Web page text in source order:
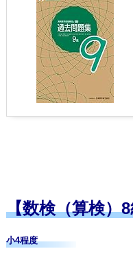
【数検（算検）
小4程度